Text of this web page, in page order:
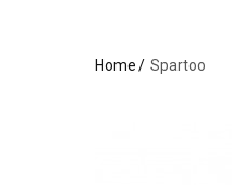
Home Spartoo